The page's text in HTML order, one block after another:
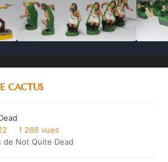
cactus
1 288 vues
de Not Quite Dead